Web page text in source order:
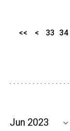
<< < 33 34